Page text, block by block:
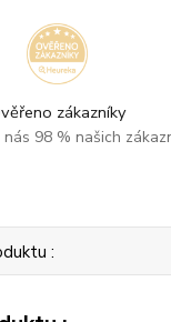
zákazníky
nás 98 % našich
: